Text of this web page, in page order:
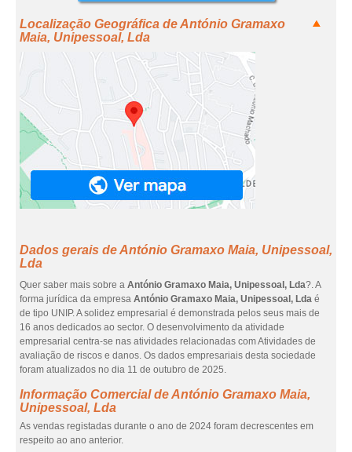
Localização Geográfica de António Gramaxo
Maia, Unipessoal, Lda
Dados gerais de António Gramaxo Maia, Unipessoal,
Lda
Quer saber mais sobre a António Gramaxo Maia, Unipessoal, Lda?. A
forma jurídica da empresa António Gramaxo Maia, Unipessoal, Lda é
de tipo UNIP. A solidez empresarial é demonstrada pelos seus mais de
16 anos dedicados ao sector. O desenvolvimento da atividade
empresarial centra-se nas atividades relacionadas com Atividades de
avaliação de riscos e danos. Os dados empresariais desta sociedade
foram atualizados no dia 11 de outubro de 2025.
Informação Comercial de António Gramaxo Maia,
Unipessoal, Lda
As vendas registadas durante o ano de 2024 foram decrescentes em
respeito ao ano anterior.